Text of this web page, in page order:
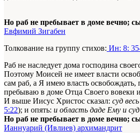
Но раб не пребывает в доме вечно;
Евфимий Зигабен
Толкование на группу стихов: Ин: 8:
Раб не наследует дома господина
Поэтому Моисей не имеет власти
сам раб, а Я имею власть
пребываю в доме Отца Своего вовеки
И выше Иисус Христос сказал: суд
5:22); и опять: и область даде Ему и
Но раб не пребывает в доме вечно;
Ианнуарий (Ивлиев) архимандрит